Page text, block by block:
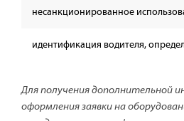
несанкционированное
идентификация водителя,
Для получения дополнительной
оформления заявки на